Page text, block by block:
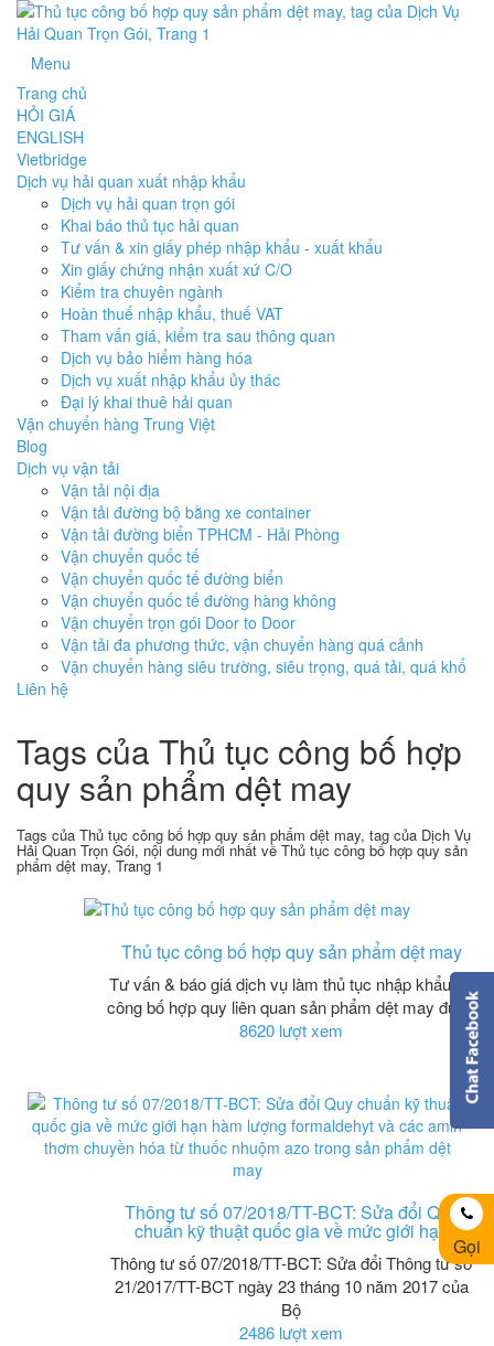
Menu
Trang chủ
HỎI GIÁ
ENGLISH
Vietbridge
Dịch vụ hải quan xuất nhập khẩu
Dịch vụ hải quan trọn gói
Khai báo thủ tục hải quan
Tư vấn & xin giấy phép nhập khẩu - xuất khẩu
Xin giấy chứng nhận xuất xứ C/O
Kiểm tra chuyên ngành
Hoàn thuế nhập khẩu, thuế VAT
Tham vấn giá, kiểm tra sau thông quan
Dịch vụ bảo hiểm hàng hóa
Dịch vụ xuất nhập khẩu ủy thác
Đại lý khai thuê hải quan
Vận chuyển hàng Trung Việt
Blog
Dịch vụ vận tải
Vận tải nội địa
Vận tải đường bộ bằng xe container
Vận tải đường biển TPHCM - Hải Phòng
Vận chuyển quốc tế
Vận chuyển quốc tế đường biển
Vận chuyển quốc tế đường hàng không
Vận chuyển trọn gói Door to Door
Vận tải đa phương thức, vận chuyển hàng quá cảnh
Vận chuyển hàng siêu trường, siêu trọng, quá tải, quá khổ
Liên hệ
Tags của Thủ tục công bố hợp
quy sản phẩm dệt may
Tags của Thủ tục công bố hợp quy sản phẩm dệt may, tag của Dịch Vụ
Hải Quan Trọn Gói, nội dung mới nhất về Thủ tục công bố hợp quy sản
phẩm dệt may, Trang 1
Thủ tục công bố hợp quy sản phẩm dệt may
Tư vấn & báo giá dịch vụ làm thủ tục nhập khẩu và
công bố hợp quy liên quan sản phẩm dệt may được
8620 lượt xem
Thông tư số 07/2018/TT-BCT: Sửa đổi Quy
chuẩn kỹ thuật quốc gia về mức giới hạn
Thông tư số 07/2018/TT-BCT: Sửa đổi Thông tư số
21/2017/TT-BCT ngày 23 tháng 10 năm 2017 của
Bộ
2486 lượt xem
Gọi